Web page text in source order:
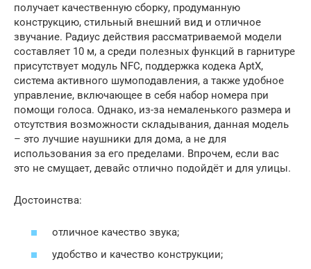
получает качественную сборку, продуманную
конструкцию, стильный внешний вид и отличное
звучание. Радиус действия рассматриваемой модели
составляет 10 м, а среди полезных функций в гарнитуре
присутствует модуль NFC, поддержка кодека AptX,
система активного шумоподавления, а также удобное
управление, включающее в себя набор номера при
помощи голоса. Однако, из-за немаленького размера и
отсутствия возможности складывания, данная модель
– это лучшие наушники для дома, а не для
использования за его пределами. Впрочем, если вас
это не смущает, девайс отлично подойдёт и для улицы.
Достоинства:
отличное качество звука;
удобство и качество конструкции;